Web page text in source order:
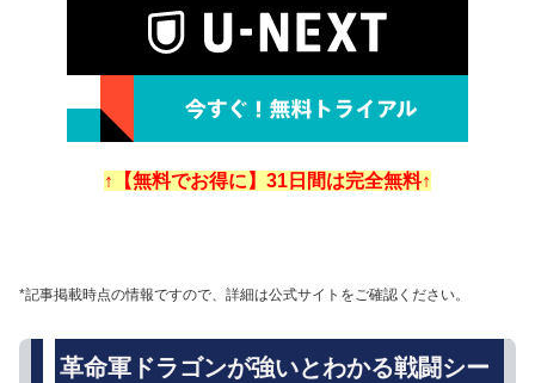
↑【無料でお得に】31日間は完全無料↑
*記事掲載時点の情報ですので、詳細は公式サイトをご確認ください。
革命軍ドラゴンが強いとわかる戦闘シー